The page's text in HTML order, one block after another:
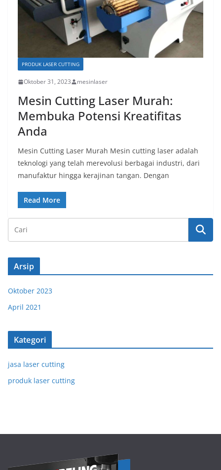
PRODUK LASER CUTTING
Oktober 31, 2023 mesinlaser
Mesin Cutting Laser Murah:
Membuka Potensi Kreatifitas
Anda
Mesin Cutting Laser Murah Mesin cutting laser adalah
teknologi yang telah merevolusi berbagai industri, dari
manufaktur hingga kerajinan tangan. Dengan
Read More
Arsip
Oktober 2023
April 2021
Kategori
jasa laser cutting
produk laser cutting